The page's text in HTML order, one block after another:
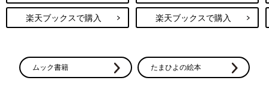
楽天ブックスで購入 楽天ブックスで購入
ムック書籍 たまひよの絵本